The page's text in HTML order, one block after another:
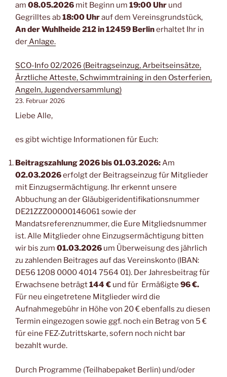
am 08.05.2026 mit Beginn um 19:00 Uhr und
Gegrilltes ab18:00 Uhrauf dem Vereinsgrundstück,
An der Wuhlheide 212 in 12459 Berlinerhaltet Ihr in
derAnlage.
SCO-Info 02/2026 (Beitragseinzug, Arbeitseinsätze,
Ärztliche Atteste, Schwimmtraining in den Osterferien,
Angeln, Jugendversammlung)
23. Februar 2026
Liebe Alle,
es gibt wichtige Informationen für Euch:
Beitragszahlung 2026 bis 01.03.2026:Am
02.03.2026erfolgt der Beitragseinzug für Mitglieder
mit Einzugsermächtigung. Ihr erkennt unsere
Abbuchung an der Gläubigeridentifikationsnummer
DE21ZZZ00000146061 sowie der
Mandatsreferenznummer, die Eure Mitgliedsnummer
ist. Alle Mitglieder ohne Einzugsermächtigung bitten
wir bis zum 01.03.2026 um Überweisung des jährlich
zu zahlenden Beitrages auf das Vereinskonto (IBAN:
DE56 1208 0000 4014 7564 01). Der Jahresbeitrag für
Erwachsene beträgt144 € und für Ermäßigte 96 €.
Für neu eingetretene Mitglieder wird die
Aufnahmegebühr in Höhe von 20 € ebenfalls zu diesen
Termin eingezogen sowie ggf. noch ein Betrag von 5 €
für eine FEZ-Zutrittskarte, sofern noch nicht bar
bezahlt wurde.
Durch Programme (Teilhabepaket Berlin) und/oder